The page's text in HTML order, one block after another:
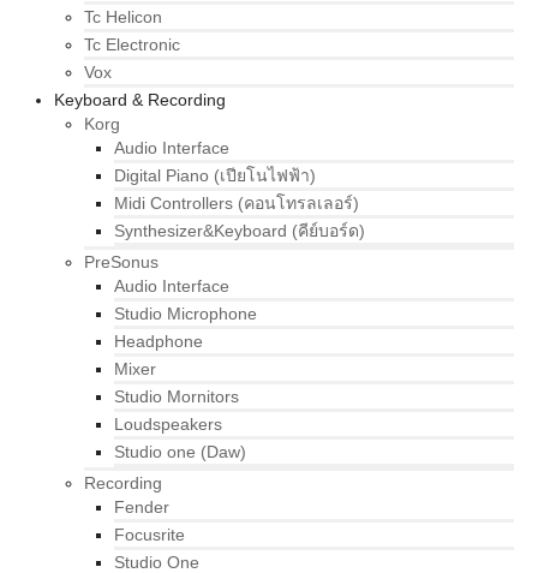
Tc Helicon
Tc Electronic
Vox
Keyboard & Recording
Korg
Audio Interface
Digital Piano (เปียโนไฟฟ้า)
Midi Controllers (คอนโทรลเลอร์)
Synthesizer&Keyboard (คีย์บอร์ด)
PreSonus
Audio Interface
Studio Microphone
Headphone
Mixer
Studio Mornitors
Loudspeakers
Studio one (Daw)
Recording
Fender
Focusrite
Studio One